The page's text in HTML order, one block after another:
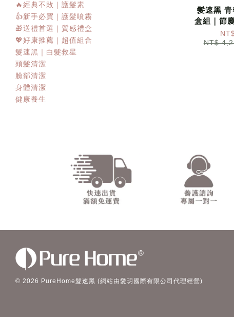
🔥經典不敗｜護髮素
👍新手必買｜護髮噴霧
🎁送禮首選｜質感禮盒
💖好康推薦｜超值組合
髮速黑｜白髮救星
頭髮清潔
臉部清潔
身體清潔
健康養生
髪速黑
盒組｜節
NT$
© 2026 PureHome髮速黑 (網站由愛玥國際有限公司代理經營)